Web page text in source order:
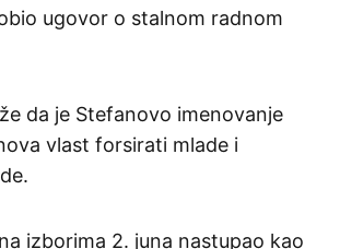
ugovor o stalnom radnom
da je Stefanovo imenovanje
vlast forsirati mlade i
izborima 2. juna nastupao kao